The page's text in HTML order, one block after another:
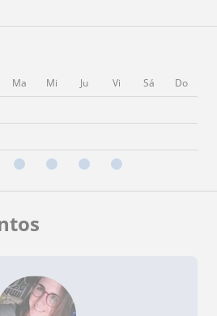
Ma Mi Ju Vi Sá
Do